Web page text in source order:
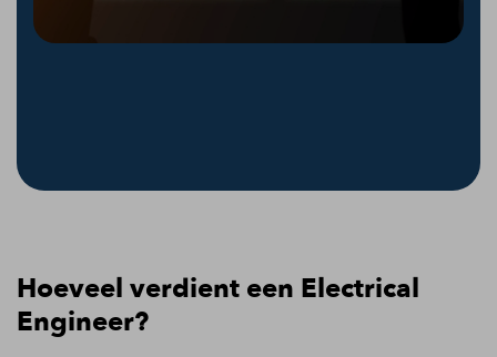
Hoeveel verdient een Electrical
Engineer?